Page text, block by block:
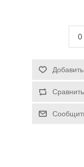
Сравнить